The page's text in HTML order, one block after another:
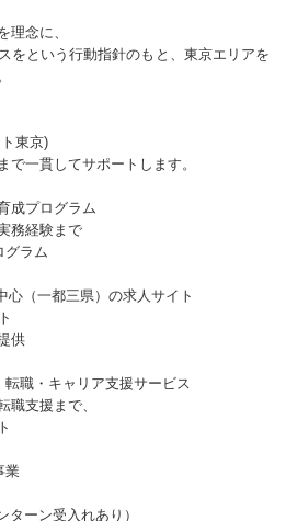
理念に、
をという行動指針のもと、東京エリアを
東京)
一貫してサポートします。
成プログラム
務経験まで
グラム
（一都三県）の求人サイト
供
職・キャリア支援サービス
職支援まで、
業
ーン受入れあり）